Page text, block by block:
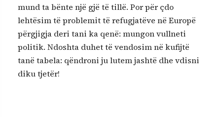
mund ta bënte një gjë të tillë. Por për çdo
lehtësim të problemit të refugjatëve në Europë
përgjigja deri tani ka qenë: mungon vullneti
politik. Ndoshta duhet të vendosim në kufijtë
tanë tabela: qëndroni ju lutem jashtë dhe vdisni
diku tjetër!